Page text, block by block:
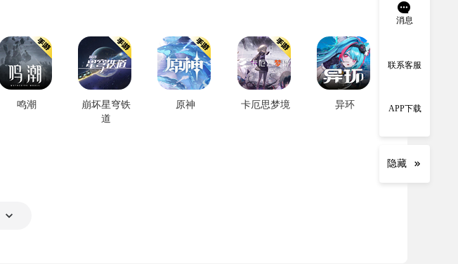
鸣潮
崩坏星穹铁
道
原神 卡厄思梦境 异环
消息
联系客服
APP下载
隐藏